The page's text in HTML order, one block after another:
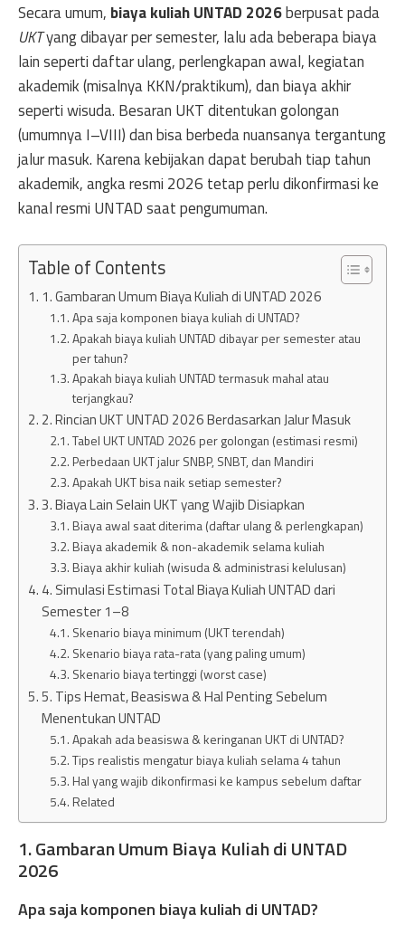
Secara umum, biaya kuliah UNTAD 2026berpusat pada
UKTyang dibayar per semester, lalu ada beberapa biaya
lain seperti daftar ulang, perlengkapan awal, kegiatan
akademik (misalnya KKN/praktikum), dan biaya akhir
seperti wisuda. Besaran UKT ditentukan golongan
(umumnya I–VIII) dan bisa berbeda nuansanya tergantung
jalur masuk. Karena kebijakan dapat berubah tiap tahun
akademik, angka resmi 2026 tetap perlu dikonfirmasi ke
kanal resmi UNTAD saat pengumuman.
Table of Contents
1. Gambaran Umum Biaya Kuliah di UNTAD 2026
Apa saja komponen biaya kuliah di UNTAD?
Apakah biaya kuliah UNTAD dibayar per semester atau
per tahun?
Apakah biaya kuliah UNTAD termasuk mahal atau
terjangkau?
2. Rincian UKT UNTAD 2026 Berdasarkan Jalur Masuk
Tabel UKT UNTAD 2026 per golongan (estimasi resmi)
Perbedaan UKT jalur SNBP, SNBT, dan Mandiri
Apakah UKT bisa naik setiap semester?
3. Biaya Lain Selain UKT yang Wajib Disiapkan
Biaya awal saat diterima (daftar ulang & perlengkapan)
Biaya akademik & non-akademik selama kuliah
Biaya akhir kuliah (wisuda & administrasi kelulusan)
4. Simulasi Estimasi Total Biaya Kuliah UNTAD dari
Semester 1–8
Skenario biaya minimum (UKT terendah)
Skenario biaya rata-rata (yang paling umum)
Skenario biaya tertinggi (worst case)
5. Tips Hemat, Beasiswa & Hal Penting Sebelum
Menentukan UNTAD
Apakah ada beasiswa & keringanan UKT di UNTAD?
Tips realistis mengatur biaya kuliah selama 4 tahun
Hal yang wajib dikonfirmasi ke kampus sebelum daftar
Related
1. Gambaran Umum Biaya Kuliah di UNTAD
2026
Apa saja komponen biaya kuliah di UNTAD?